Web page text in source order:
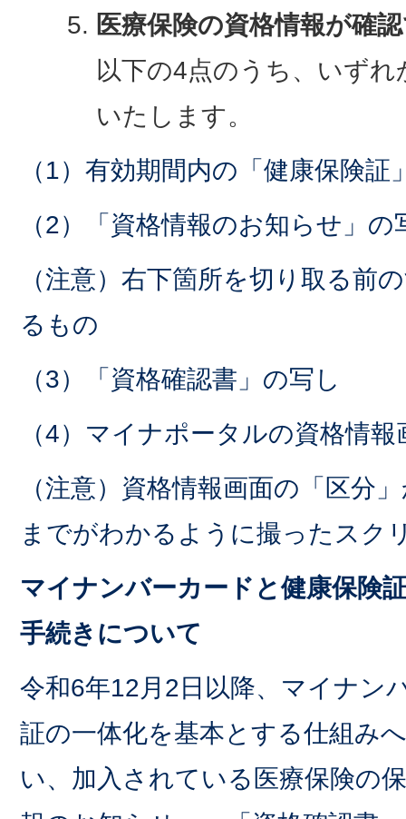
医療保険の資格情報が確
以下の4点のうち、いず
いたします。
（1）有効期間内の「健康保険証
（2）「資格情報のお知らせ」の
（注意）右下箇所を切り取る前
るもの
（3）「資格確認書」の写し
（4）マイナポータルの資格情
（注意）資格情報画面の「区分
までがわかるように撮ったスク
マイナンバーカードと健康保険
手続きについて
令和6年12月2日以降、マイナン
証の一体化を基本とする仕組み
い、加入されている医療保険の